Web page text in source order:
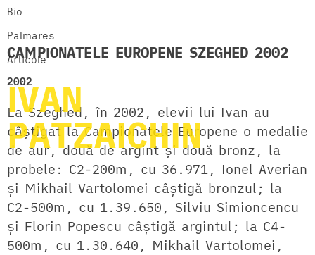
Bio
Palmares
Articole
IVAN
PATZAICHIN
CAMPIONATELE EUROPENE SZEGHED 2002
2002
La Szeghed, în 2002, elevii lui Ivan au
câștigat la Campionatele Europene o medalie
de aur, două de argint și două bronz, la
probele: C2-200m, cu 36.971, Ionel Averian
și Mikhail Vartolomei câștigă bronzul; la
C2-500m, cu 1.39.650, Silviu Simioncencu
și Florin Popescu câștigă argintul; la C4-
500m, cu 1.30.640, Mikhail Vartolomei,